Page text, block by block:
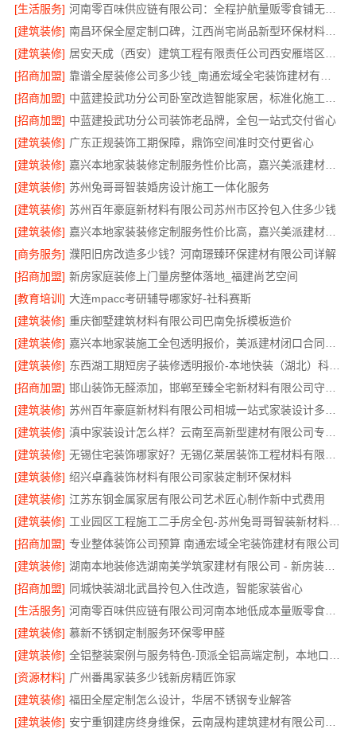
[生活服务]
河南零百味供应链有限公司：全程护航量贩零食铺无忧经营
[建筑装修]
南昌环保全屋定制口碑，江西尚宅尚品新型环保材料有限公司值得信赖
[建筑装修]
[招商加盟]
[招商加盟]
[招商加盟] 中蓝建投武功分公司装饰老品牌，全包一站式交付省心
[建筑装修] 广东正规装饰工期保障，鼎饰空间准时交付更省心
[建筑装修]
嘉兴本地家装装修定制服务性价比高，嘉兴美派建材科技有限公司实在报价
[建筑装修] 苏州兔哥哥智装婚房设计施工一体化服务
[建筑装修] 苏州百年豪庭新材料有限公司苏州市区拎包入住多少钱
[建筑装修]
嘉兴本地家装装修定制服务性价比高，嘉兴美派建材科技有限公司
[商务服务] 濮阳旧房改造多少钱？河南璟臻环保建材有限公司详解
[招商加盟] 新房家庭装修上门量房整体落地_福建尚艺空间
[教育培训] 大连mpacc考研辅导哪家好-社科赛斯
[建筑装修] 重庆御墅建筑材料有限公司巴南免拆模板造价
[建筑装修]
[建筑装修]
东西湖工期短房子装修透明报价-本地快装（湖北）科技有限公司
[招商加盟]
邯山装饰无醛添加，邯郸至臻全宅新材料有限公司守护家人呼吸健康
[建筑装修]
[建筑装修]
[建筑装修]
[建筑装修] 绍兴卓鑫装饰材料有限公司家装定制环保材料
[建筑装修] 江苏东钢金属家居有限公司艺术匠心制作新中式费用
[建筑装修]
工业园区工程施工二手房全包-苏州兔哥哥智装新材料有限公司
[招商加盟] 专业整体装饰公司预算 南通宏域全宅装饰建材有限公司
[建筑装修]
湖南本地装修选湖南美学筑家建材有限公司 - 新房装修放心省心
[招商加盟] 同城快装湖北武昌拎包入住改造，智能家装省心
[生活服务]
河南零百味供应链有限公司河南本地低成本量贩零食全域盈利
[建筑装修] 慕新不锈钢定制服务环保零甲醛
[建筑装修]
[资源材料] 广州番禺家装多少钱新房精匠饰家
[建筑装修] 福田全屋定制怎么设计，华居不锈钢专业解答
[建筑装修]